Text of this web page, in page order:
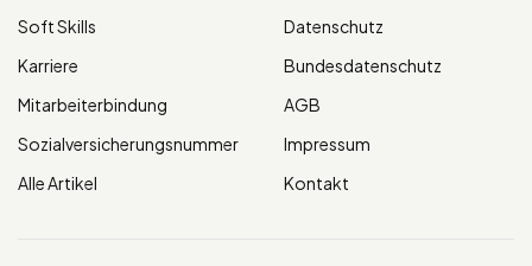
Soft Skills
Karriere
Mitarbeiterbindung
Sozialversicherungsnummer
Alle Artikel
Datenschutz
Bundesdatenschutz
AGB
Impressum
Kontakt